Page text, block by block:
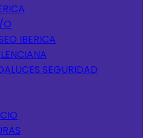
O
IBERICA
SEGURIDAD